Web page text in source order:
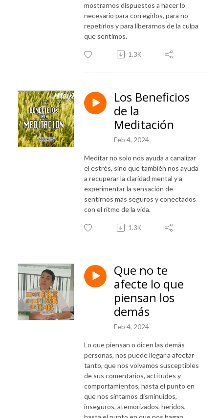
mostrarnos dispuestos a hacer lo
necesario para corregirlos, para no
repetirlos y para liberarnos de la culpa
que sentimos.
1.3K
Los Beneficios
de la
Meditación
Feb 4, 2024
Meditar no solo nos ayuda a canalizar
el estrés, sino que también nos ayuda
a recuperar la claridad mental y a
experimentar la sensación de
sentirnos mas seguros y conectados
con el ritmo de la vida.
1.3K
Que no te
afecte lo que
piensan los
demás
Feb 4, 2024
Lo que piensan o dicen las demás
personas, nos puede llegar a afectar
tanto, que nos volvamos susceptibles
de sus comentarios, actitudes y
comportamientos, hasta el punto en
que nos sintamos disminuidos,
inseguros, atemorizados, heridos,